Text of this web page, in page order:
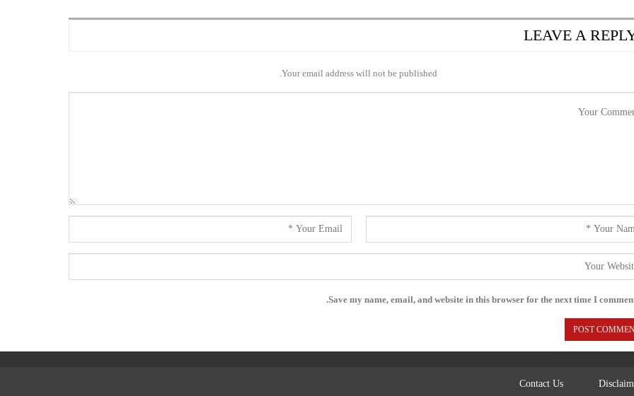
LEAVE A
Your email address will not be published.
Save my name, email, and website in this browser for the next time I
Contact Us